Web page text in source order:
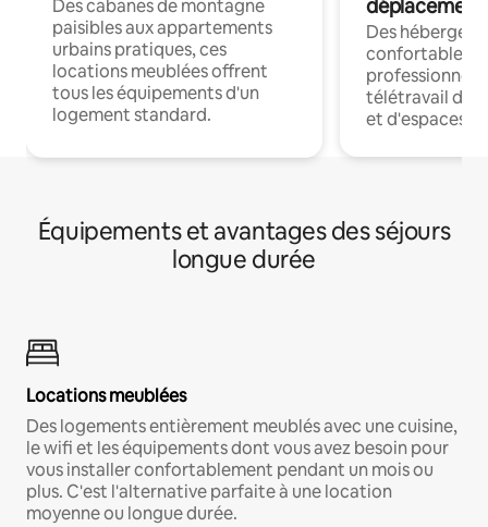
Des cabanes de montagne
paisibles aux appartements
urbains pratiques, ces
locations meublées offrent
tous les équipements d'un
logement standard.
déplacement
Des
confortables
professionnels
télétravail
et d'espaces
Équipements et avantages des séjours
longue durée
Locations meublées
Des logements entièrement meublés avec une cuisine,
le wifi et les équipements dont vous avez besoin pour
vous installer confortablement pendant un mois ou
plus. C'est l'alternative parfaite à une location
moyenne ou longue durée.